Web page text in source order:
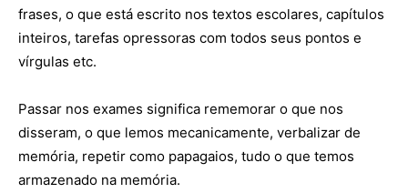
frases, o que está escrito nos textos escolares, capítulos
inteiros, tarefas opressoras com todos seus pontos e
vírgulas etc.
Passar nos exames significa rememorar o que nos
disseram, o que lemos mecanicamente, verbalizar de
memória, repetir como papagaios, tudo o que temos
armazenado na memória.